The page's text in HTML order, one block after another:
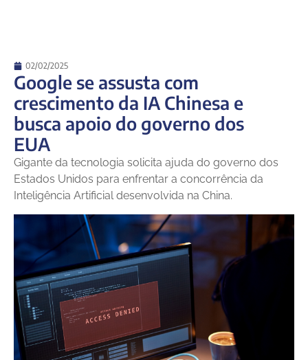
02/02/2025
Google se assusta com
crescimento da IA Chinesa e
busca apoio do governo dos
EUA
Gigante da tecnologia solicita ajuda do governo dos
Estados Unidos para enfrentar a concorrência da
Inteligência Artificial desenvolvida na China.